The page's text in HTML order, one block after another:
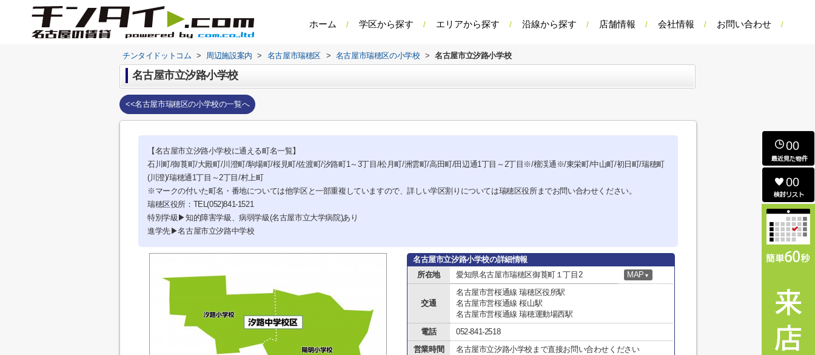
ホーム 学区から探す エリアから探す 沿線から探す 店舗情報 会社情報 お問い合わせ
チンタイドットコム > 周辺施設案内 > 名古屋市瑞穂区 > 名古屋市瑞穂区の小学校 > 名古屋市立汐路小学校
名古屋市立汐路小学校
<<名古屋市瑞穂区の小学校の一覧へ
【名古屋市立汐路小学校に通える町名一覧】
石川町/御莨町/大殿町/川澄町/駒場町/桜見町/佐渡町/汐路町1～3丁目/松月町/洲雲町/高田町/田辺通1丁目～2丁目※/檀渓通※/東栄町/中山町/初日町/瑞穂町
(川澄)/瑞穂通1丁目～2丁目/村上町
※マークの付いた町名・番地については他学区と一部重複していますので、詳しい学区割りについては瑞穂区役所までお問い合わせください。
瑞穂区役所：TEL(052)841-1521
特別学級▶知的障害学級、病弱学級(名古屋市立大学病院)あり
進学先▶名古屋市立汐路中学校
名古屋市立汐路小学校の詳細情報
所在地
愛知県名古屋市瑞穂区御莨町１丁目2 MAP ▼
交通
名古屋市営桜通線 瑞穂区役所駅
名古屋市営桜通線 桜山駅
名古屋市営桜通線 瑞穂運動場西駅
電話
052-841-2518
営業時間
名古屋市立汐路小学校まで直接お問い合わせください
00
00